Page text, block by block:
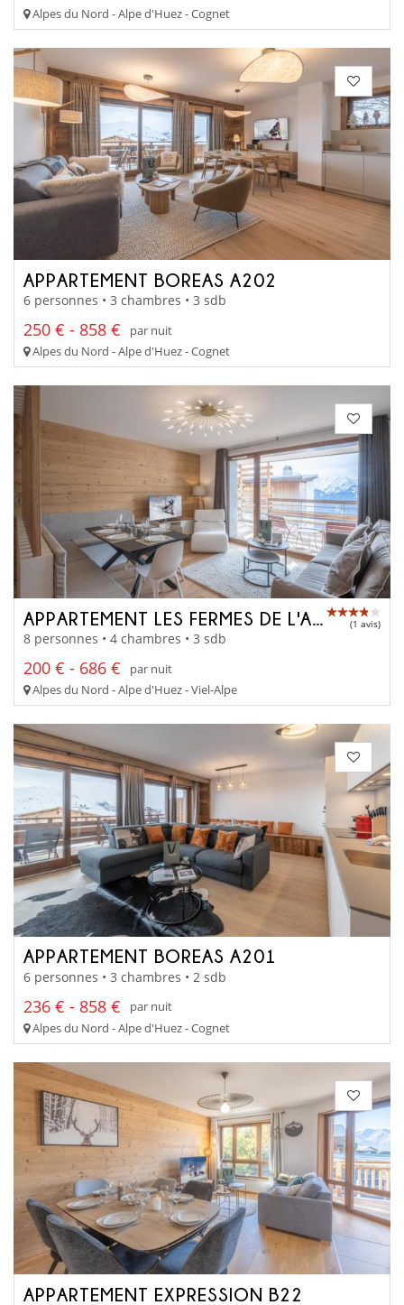
Alpes du Nord - Alpe d'Huez - Cognet
APPARTEMENT BOREAS A202
6 personnes • 3 chambres • 3 sdb
250 € - 858 €
par nuit
Alpes du Nord - Alpe d'Huez - Cognet
APPARTEMENT LES FERMES DE L'ALPE D206 (1 avis)
8 personnes • 4 chambres • 3 sdb
200 € - 686 €
par nuit
Alpes du Nord - Alpe d'Huez - Viel-Alpe
APPARTEMENT BOREAS A201
6 personnes • 3 chambres • 2 sdb
236 € - 858 €
par nuit
Alpes du Nord - Alpe d'Huez - Cognet
APPARTEMENT EXPRESSION B22